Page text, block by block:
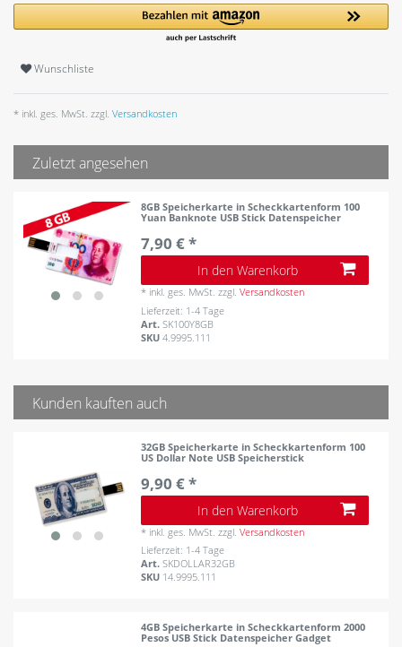
Wunschliste
* inkl. ges. MwSt. zzgl. Versandkosten
Zuletzt angesehen
8GB Speicherkarte in Scheckkartenform 100
Yuan Banknote USB Stick Datenspeicher
7,90 € *
In den Warenkorb
* inkl. ges. MwSt. zzgl.Versandkosten
Lieferzeit: 1-4 Tage
Art.SK100Y8GB
SKU4.9995.111
Kunden kauften auch
32GB Speicherkarte in Scheckkartenform 100
US Dollar Note USB Speicherstick
9,90 € *
In den Warenkorb
* inkl. ges. MwSt. zzgl.Versandkosten
Lieferzeit: 1-4 Tage
Art.SKDOLLAR32GB
SKU 14.9995.111
4GB Speicherkarte in Scheckkartenform 2000
Pesos USB Stick Datenspeicher Gadget